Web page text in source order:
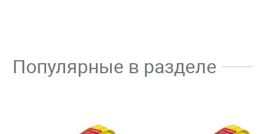
Популярные в разделе